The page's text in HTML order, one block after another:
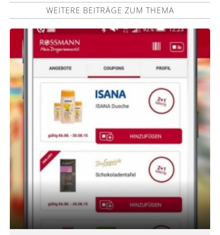
WEITERE BEITRÄGE ZUM THEMA